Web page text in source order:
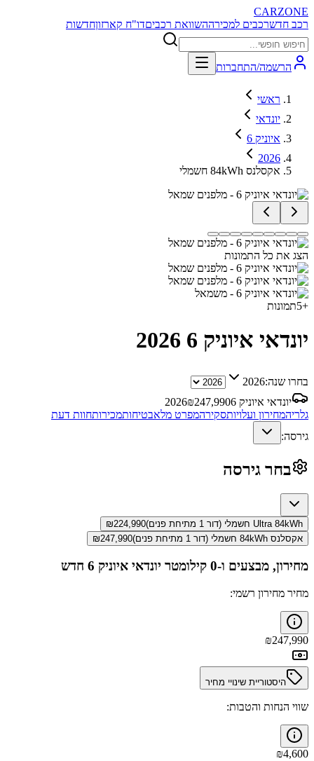
CARZONE
רכב חדשרכבים למכירההשוואת רכביםדו"ח קארזוןחדשות
הרשמה/התחברות
ראשי
יונדאי
איוניק 6
2026
אקסלנס 84kWh חשמלי
הצג את כל התמונות
+
5תמונות
יונדאי איוניק 6 2026
בחרו שנה:2026
יונדאי איוניק 6
2026₪247,990
גלריהמחירון ועלויותסקירהמפרט מלאבטיחותמכירותחוות דעת
גירסה:
בחר גירסה
Ultra 84kWh חשמלי (דור 1 מתיחת פנים) ₪224,990
אקסלנס 84kWh חשמלי (דור 1 מתיחת פנים)
₪247,990
מחירון, מבצעים ו-0 קילומטר יונדאי איוניק 6 חדש
מחיר מחירון רשמי:
₪247,990
היסטוריית שינויי מחיר
שווי הנחות והטבות:
₪4,600